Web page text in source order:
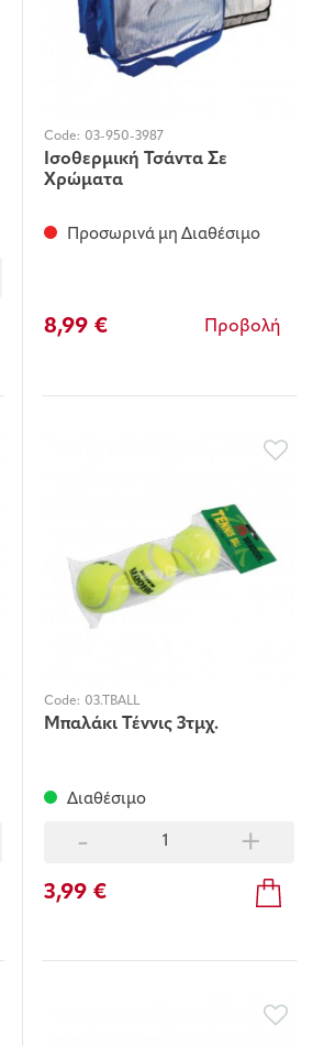
Code: 03-950-3987
Ισοθερμική Τσάντα Σε
Χρώματα
Προσωρινά μη Διαθέσιμο
8,99 € Προβολή
Code: 03.TBALL
Μπαλάκι Τέννις 3τμχ.
Διαθέσιμο
- +
3,99 €